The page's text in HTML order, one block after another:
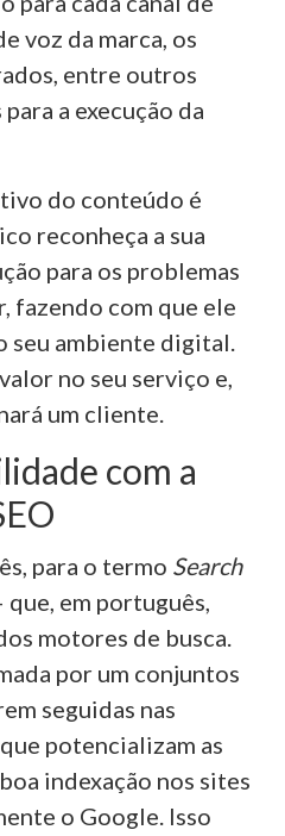
voz da marca, os
entre outros
a execução da
do conteúdo é
reconheça a sua
para os problemas
fazendo com que ele
seu ambiente digital.
no seu serviço e,
um cliente.
com a
para o termo Search
que, em português,
motores de busca.
por um conjuntos
seguidas nas
potencializam as
indexação nos sites
o Google. Isso